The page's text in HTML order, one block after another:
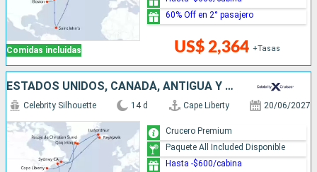
Comidas incluidas US$ 2,364 +Tasas
60% Off en 2° pasajero
ESTADOS UNIDOS, CANADÁ, ANTIGUA Y BARBUDA, GROENLANDIA, ISLANDIA
Celebrity Silhouette 14 d Cape Liberty 20/06/2027
Crucero Premium
Paquete All Included Disponible
Hasta -$600/cabina